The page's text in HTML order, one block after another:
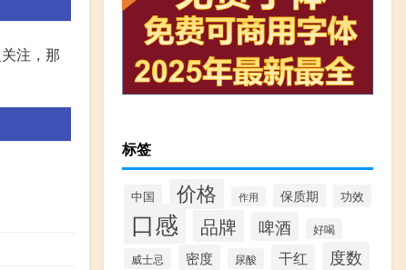
注，那
标签
中国 价格 作用 保质期 功效
口感 品牌 啤酒
好喝
威士忌
密度 尿酸 干红 度数